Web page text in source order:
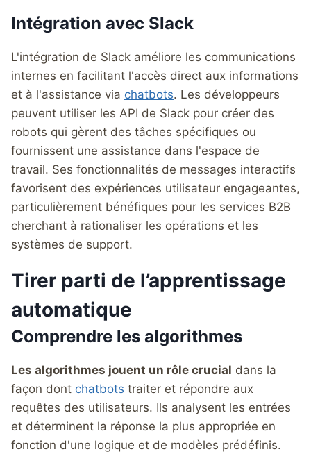
Intégration avec Slack
L'intégration de Slack améliore les communications
internes en facilitant l'accès direct aux informations
et à l'assistance via chatbots. Les développeurs
peuvent utiliser les API de Slack pour créer des
robots qui gèrent des tâches spécifiques ou
fournissent une assistance dans l'espace de
travail. Ses fonctionnalités de messages interactifs
favorisent des expériences utilisateur engageantes,
particulièrement bénéfiques pour les services B2B
cherchant à rationaliser les opérations et les
systèmes de support.
Tirer parti de l’apprentissage
automatique
Comprendre les algorithmes
Les algorithmes jouent un rôle crucial dans la
façon dont chatbots traiter et répondre aux
requêtes des utilisateurs. Ils analysent les entrées
et déterminent la réponse la plus appropriée en
fonction d'une logique et de modèles prédéfinis.